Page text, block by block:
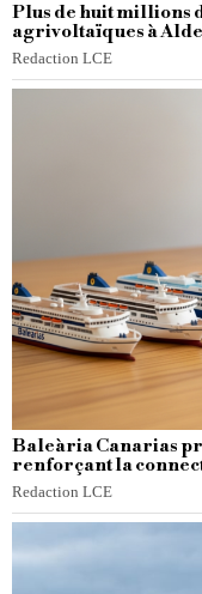
Plus de huit millions
agrivoltaïques à
Redaction LCE
Baleària Canarias
renforçant la
Redaction LCE